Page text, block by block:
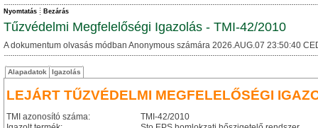
Nyomtatás Bezárás
Tűzvédelmi Megfelelőségi Igazolás - TMI-42/2010
A dokumentum olvasás módban Anonymous számára 2026.AUG.07 23:50:40
Alapadatok Igazolás
LEJÁRT TŰZVÉDELMI MEGFELELŐSÉGI
TMI azonosító száma:
TMI-42/2010